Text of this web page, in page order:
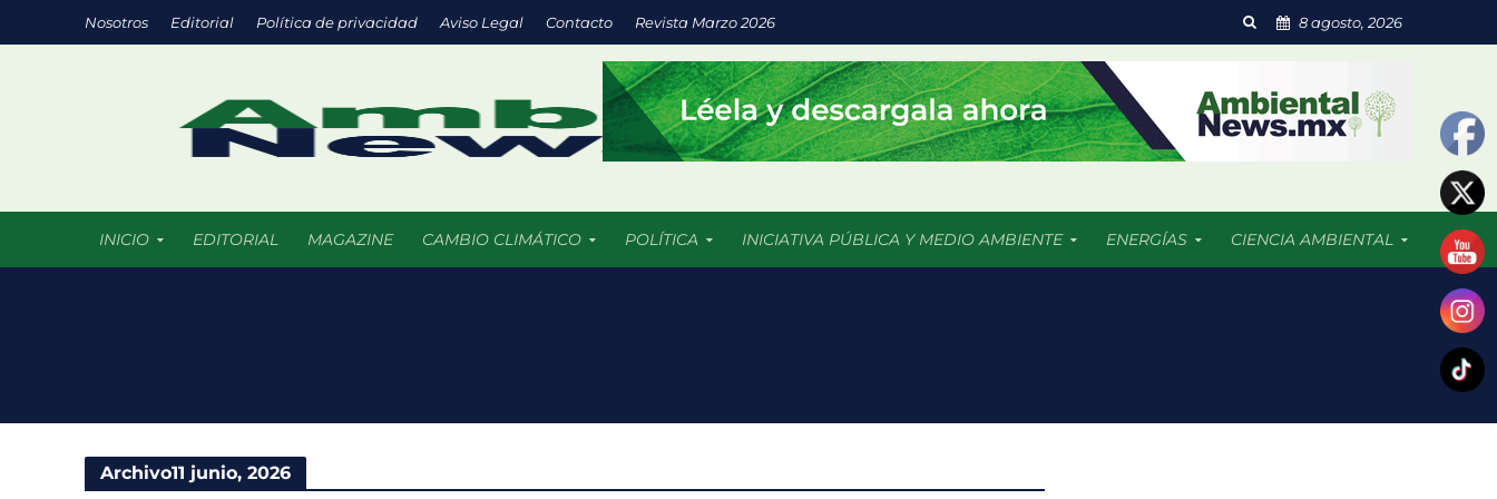
Nosotros Editorial Política de privacidad Aviso Legal Contacto Revista Marzo 2026 8 agosto, 2026
INICIO EDITORIAL MAGAZINE CAMBIO CLIMÁTICO POLÍTICA INICIATIVA PÚBLICA Y MEDIO AMBIENTE ENERGÍAS CIENCIA AMBIENTAL
Archivo11 junio, 2026